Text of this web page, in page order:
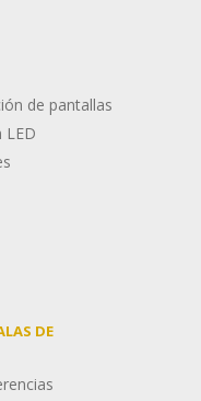
de pantallas
LED
DE